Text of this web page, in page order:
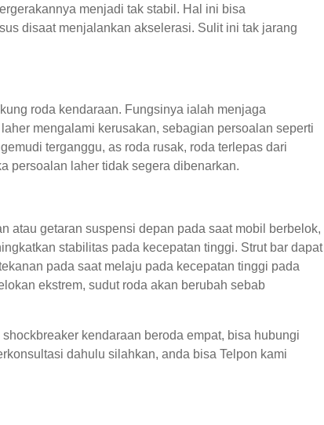
menjadi tak stabil. Hal ini bisa
disaat menjalankan akselerasi. Sulit ini tak jarang
roda kendaraan. Fungsinya ialah menjaga
mengalami kerusakan, sebagian persoalan seperti
terganggu, as roda rusak, roda terlepas dari
persoalan laher tidak segera dibenarkan.
atau getaran suspensi depan pada saat mobil berbelok,
stabilitas pada kecepatan tinggi. Strut bar dapat
pada saat melaju pada kecepatan tinggi pada
ekstrem, sudut roda akan berubah sebab
kendaraan beroda empat, bisa hubungi
dahulu silahkan, anda bisa Telpon kami